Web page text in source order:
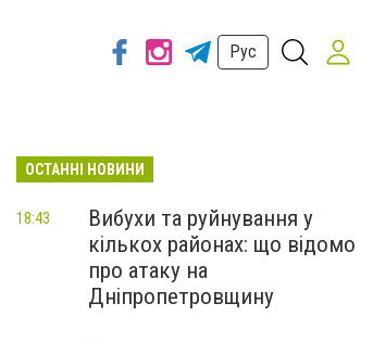
Рус
ОСТАННІ НОВИНИ
Вибухи та руйнування у
кількох районах: що відомо
про атаку на
Дніпропетровщину
18:43